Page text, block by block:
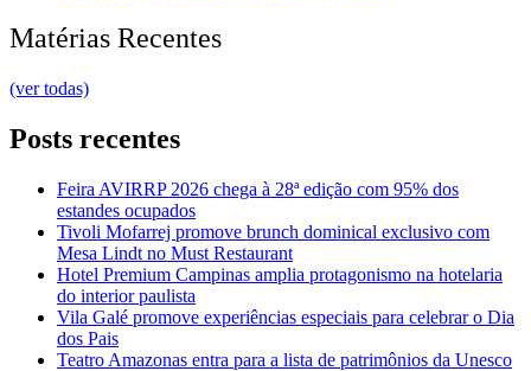
Matérias Recentes
(ver todas)
Posts recentes
Feira AVIRRP 2026 chega à 28ª edição com 95% dos
estandes ocupados
Tivoli Mofarrej promove brunch dominical exclusivo com
Mesa Lindt no Must Restaurant
Hotel Premium Campinas amplia protagonismo na hotelaria
do interior paulista
Vila Galé promove experiências especiais para celebrar o Dia
dos Pais
Teatro Amazonas entra para a lista de patrimônios da Unesco